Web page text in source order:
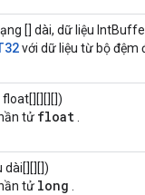
[] dài, dữ liệu
với dữ liệu từ bộ đệm
float[][][][])
tử float
dài[][][])
tử long